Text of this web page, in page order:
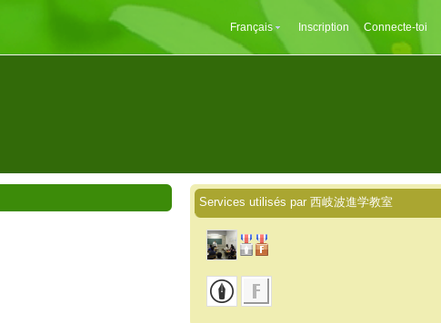
Français Inscription Connecte-toi
Services utilisés par 西岐波進学教室